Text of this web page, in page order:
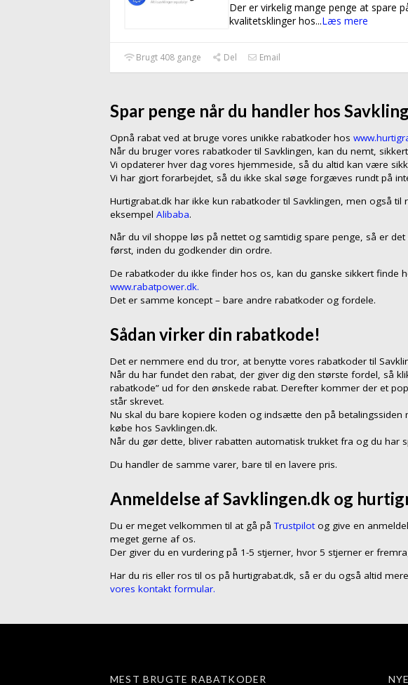
Der er virkelig mange penge at spare
kvalitetsklinger hos...Læs mere
Brugt 408 gange Del Email
Spar penge når du handler hos
Opnå rabat ved at bruge vores unikke rabatkoder hos
Når du bruger vores rabatkoder til Savklingen, kan du nemt,
Vi opdaterer hver dag vores hjemmeside, så du altid kan være
Vi har gjort forarbejdet, så du ikke skal søge forgæves rundt på
Hurtigrabat.dk har ikke kun rabatkoder til Savklingen, men også
eksempel Alibaba.
Når du vil shoppe løs på nettet og samtidig spare penge, så er
først, inden du godkender din ordre.
De rabatkoder du ikke finder hos os, kan du ganske sikkert finde
www.rabatpower.dk.
Det er samme koncept – bare andre rabatkoder og fordele.
Sådan virker din rabatkode!
Det er nemmere end du tror, at benytte vores rabatkoder til
Når du har fundet den rabat, der giver dig den største fordel, så
rabatkode” ud for den ønskede rabat. Derefter kommer der et
står skrevet.
Nu skal du bare kopiere koden og indsætte den på
købe hos Savklingen.dk.
Når du gør dette, bliver rabatten automatisk trukket fra og du har
Du handler de samme varer, bare til en lavere pris.
Anmeldelse af Savklingen.dk og
Du er meget velkommen til at gå påTrustpilotog give en
meget gerne af os.
Der giver du en vurdering på 1-5 stjerner, hvor 5 stjerner er
Har du ris eller ros til os på hurtigrabat.dk, så er du også altid
vores kontakt formular.
MEST BRUGTE RABATKODER